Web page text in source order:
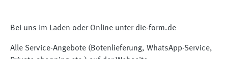
Bei uns im Laden oder Online unter die-form.de
Alle Service-Angebote (Botenlieferung, WhatsApp-Service,